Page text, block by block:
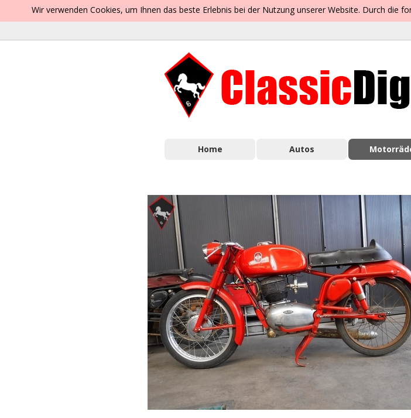
Wir verwenden Cookies, um Ihnen das beste Erlebnis bei der Nutzung unserer Website. Durch die
Home Autos